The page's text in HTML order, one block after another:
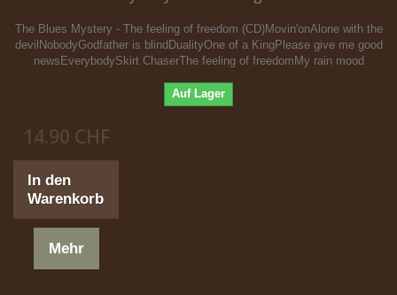
The Blues Mystery - The feeling of freedom (CD)Movin'onAlone with the
devilNobodyGodfather is blindDualityOne of a KingPlease give me good
newsEverybodySkirt ChaserThe feeling of freedomMy rain mood
Auf Lager
14.90 CHF
In den
Warenkorb
Mehr